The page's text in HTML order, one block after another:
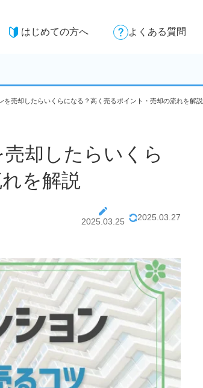
はじめての方へ よくある質問
を売却したらいくらになる？高く売るポイント・売却の流れを解説
却したらいくら
を解説
2025.03.25 2025.03.27